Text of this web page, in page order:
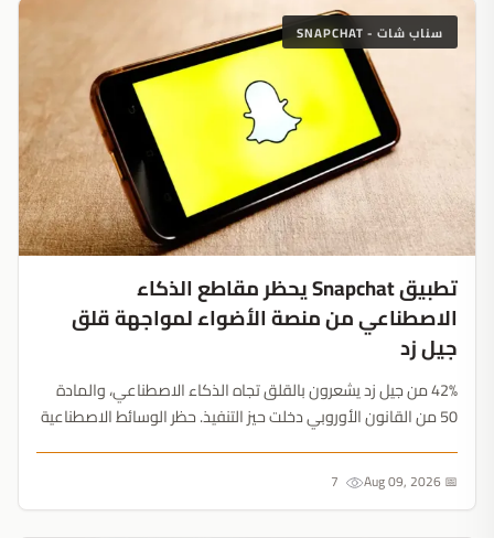
سناب شات - SNAPCHAT
تطبيق Snapchat يحظر مقاطع الذكاء
الاصطناعي من منصة الأضواء لمواجهة قلق
جيل زد
42% من جيل زد يشعرون بالقلق تجاه الذكاء الاصطناعي، والمادة
50 من القانون الأوروبي دخلت حيز التنفيذ. حظر الوسائط الاصطناعية
📅 Aug 09, 2026